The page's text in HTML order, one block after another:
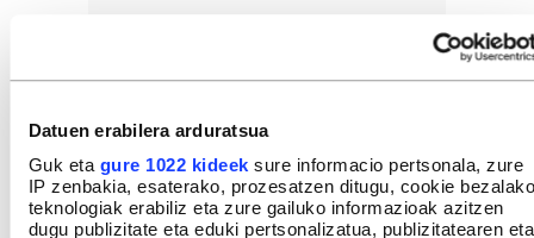
Datuen erabilera arduratsua
Guk eta gure 1022 kideek sure informacio pertsonala, zure
IP zenbakia, esaterako, prozesatzen ditugu, cookie bezalako
teknologiak erabiliz eta zure gailuko informazioak azitzen
dugu publizitate eta eduki pertsonalizatua, publizitatearen eta